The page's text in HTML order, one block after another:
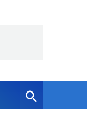
Formulaire